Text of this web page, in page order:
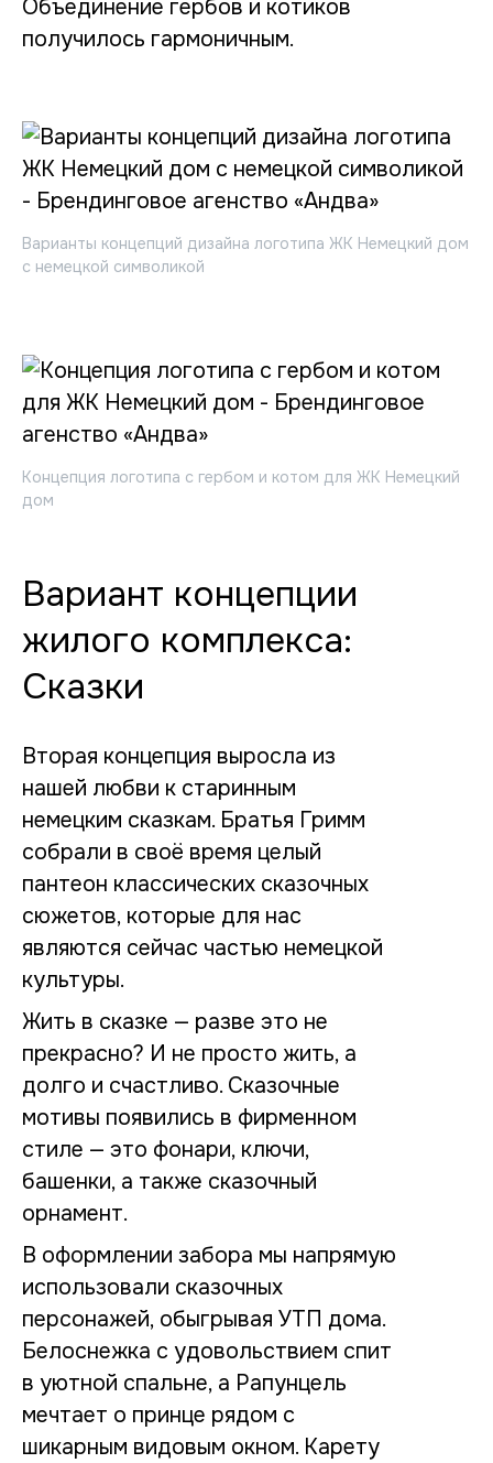
Объединение гербов и котиков
получилось гармоничным.
Варианты концепций дизайна логотипа ЖК Немецкий дом
с немецкой символикой
Концепция логотипа с гербом и котом для ЖК Немецкий
дом
Вариант концепции
жилого комплекса:
Сказки
Вторая концепция выросла из
нашей любви к старинным
немецким сказкам. Братья Гримм
собрали в своё время целый
пантеон классических сказочных
сюжетов, которые для нас
являются сейчас частью немецкой
культуры.
Жить в сказке — разве это не
прекрасно? И не просто жить, а
долго и счастливо. Сказочные
мотивы появились в фирменном
стиле — это фонари, ключи,
башенки, а также сказочный
орнамент.
В оформлении забора мы напрямую
использовали сказочных
персонажей, обыгрывая УТП дома.
Белоснежка с удовольствием спит
в уютной спальне, а Рапунцель
мечтает о принце рядом с
шикарным видовым окном. Карету